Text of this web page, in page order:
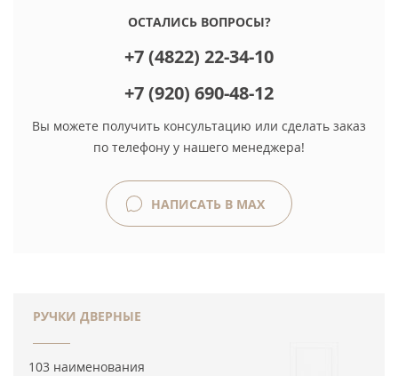
ОСТАЛИСЬ ВОПРОСЫ?
+7 (4822) 22-34-10
+7 (920) 690-48-12
Вы можете получить консультацию или сделать заказ
по телефону у нашего менеджера!
НАПИСАТЬ В MAX
РУЧКИ ДВЕРНЫЕ
103 наименования